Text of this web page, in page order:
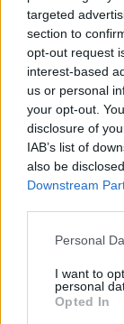
targeted
section to
opt-out request
interest-based
us or personal
your opt-out.
disclosure of
IAB’s list of
also be
Downstream
Personal
I want to
personal
Opted In